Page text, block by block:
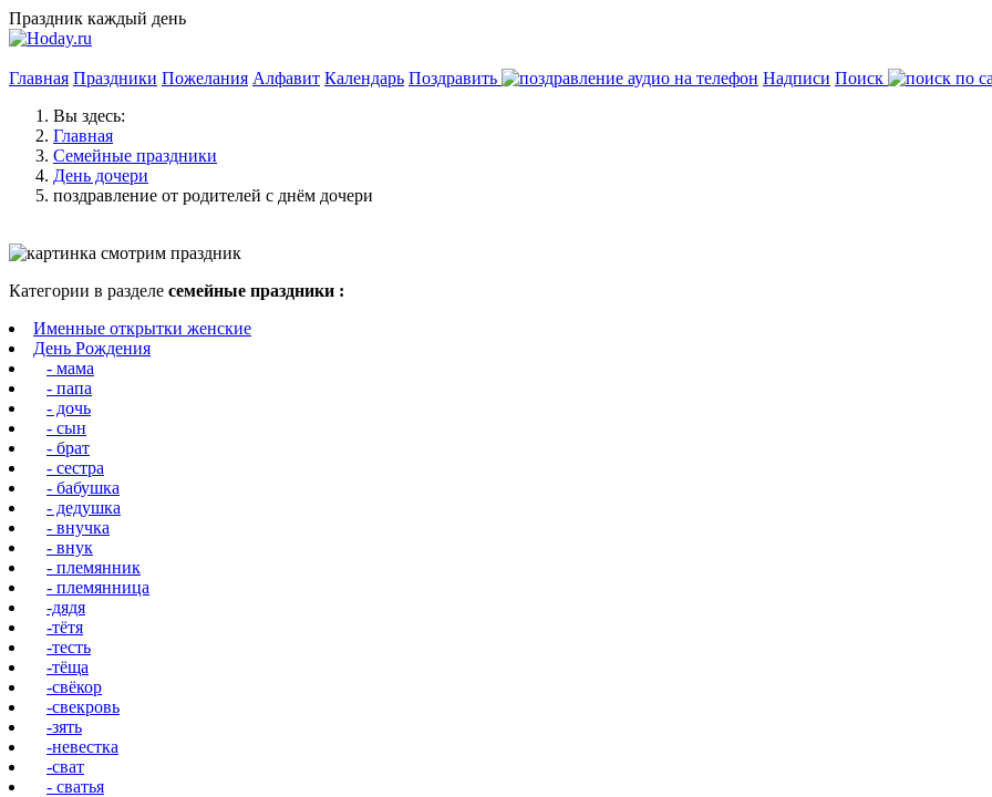
Праздник каждый день
Главная Праздники Пожелания Алфавит Календарь Поздравить Надписи Поиск
Вы здесь:
Главная
Семейные праздники
День дочери
поздравление от родителей с днём дочери
Категории в разделе семейные праздники :
Именные открытки женские
День Рождения
- мама
- папа
- дочь
- сын
- брат
- сестра
- бабушка
- дедушка
- внучка
- внук
- племянник
- племянница
-дядя
-тётя
-тесть
-тёща
-свёкор
-свекровь
-зять
-невестка
-сват
- сватья